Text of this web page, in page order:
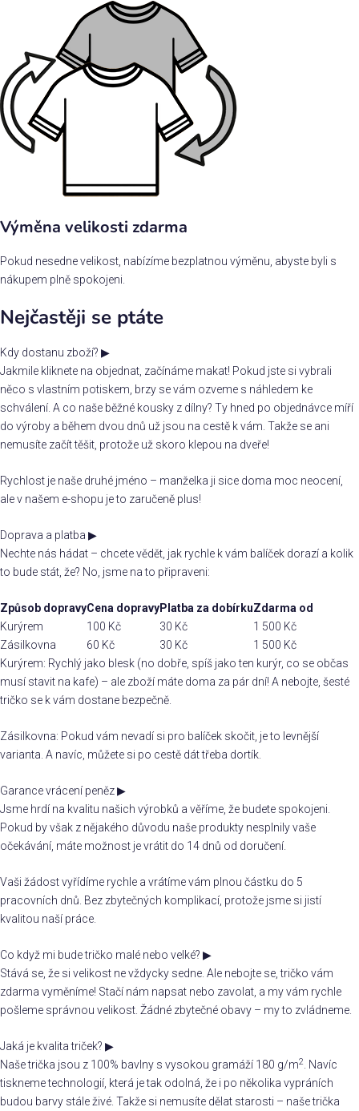
Výměna velikosti zdarma
Pokud nesedne velikost, nabízíme bezplatnou výměnu, abyste byli s
nákupem plně spokojeni.
Nejčastěji se ptáte
Kdy dostanu zboží? ▶
Jakmile kliknete na objednat, začínáme makat! Pokud jste si vybrali
něco s vlastním potiskem, brzy se vám ozveme s náhledem ke
schválení. A co naše běžné kousky z dílny? Ty hned po objednávce míří
do výroby a během dvou dnů už jsou na cestě k vám. Takže se ani
nemusíte začít těšit, protože už skoro klepou na dveře!
Rychlost je naše druhé jméno – manželka ji sice doma moc neocení,
ale v našem e-shopu je to zaručeně plus!
Doprava a platba ▶
Nechte nás hádat – chcete vědět, jak rychle k vám balíček dorazí a kolik
to bude stát, že? No, jsme na to připraveni:
Způsob dopravyCena dopravyPlatba za dobírkuZdarma od
Kurýrem
100 Kč 30 Kč
1 500 Kč
Zásilkovna
60 Kč 30 Kč
1 500 Kč
Kurýrem: Rychlý jako blesk (no dobře, spíš jako ten kurýr, co se občas
musí stavit na kafe) – ale zboží máte doma za pár dní! A nebojte, šesté
tričko se k vám dostane bezpečně.
Zásilkovna: Pokud vám nevadí si pro balíček skočit, je to levnější
varianta. A navíc, můžete si po cestě dát třeba dortík.
Garance vrácení peněz▶
Jsme hrdí na kvalitu našich výrobků a věříme, že budete spokojeni.
Pokud by však z nějakého důvodu naše produkty nesplnily vaše
očekávání, máte možnost je vrátit do 14 dnů od doručení.
Vaši žádost vyřídíme rychle a vrátíme vám plnou částku do 5
pracovních dnů. Bez zbytečných komplikací, protože jsme si jistí
kvalitou naší práce.
Co když mi bude tričko malé nebo velké? ▶
Stává se, že si velikost ne vždycky sedne. Ale nebojte se, tričko vám
zdarma vyměníme! Stačí nám napsat nebo zavolat, a my vám rychle
pošleme správnou velikost. Žádné zbytečné obavy – my to zvládneme.
Jaká je kvalita triček? ▶
Naše trička jsou z 100% bavlny s vysokou gramáží 180 g/m2. Navíc
tiskneme technologií, která je tak odolná, že i po několika vypráních
budou barvy stále živé. Takže si nemusíte dělat starosti – naše trička